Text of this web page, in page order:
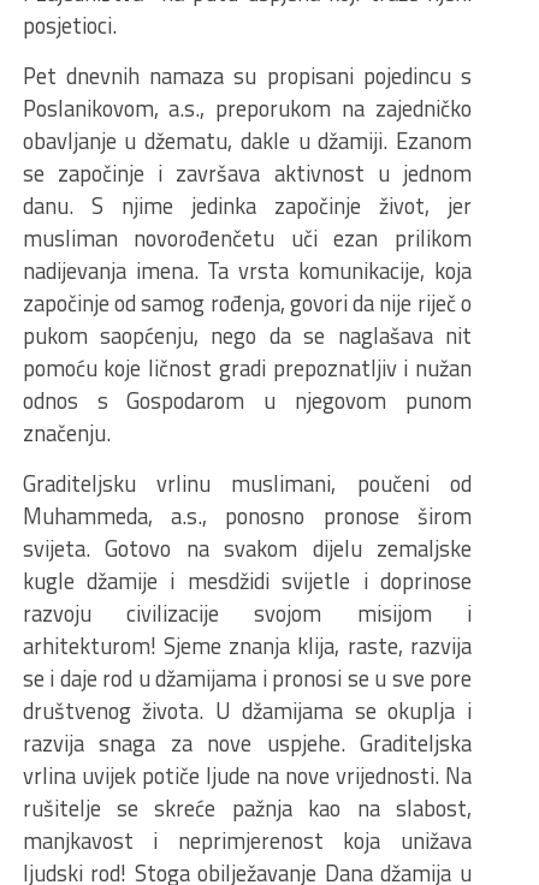
posjetioci.
Pet dnevnih namaza su propisani pojedincu s
Poslanikovom, a.s., preporukom na zajedničko
obavljanje u džematu, dakle u džamiji. Ezanom
se započinje i završava aktivnost u jednom
danu. S njime jedinka započinje život, jer
musliman novorođenčetu uči ezan prilikom
nadijevanja imena. Ta vrsta komunikacije, koja
započinje od samog rođenja, govori da nije riječ o
pukom saopćenju, nego da se naglašava nit
pomoću koje ličnost gradi prepoznatljiv i nužan
odnos s Gospodarom u njegovom punom
značenju.
Graditeljsku vrlinu muslimani, poučeni od
Muhammeda, a.s., ponosno pronose širom
svijeta. Gotovo na svakom dijelu zemaljske
kugle džamije i mesdžidi svijetle i doprinose
razvoju civilizacije svojom misijom i
arhitekturom! Sjeme znanja klija, raste, razvija
se i daje rod u džamijama i pronosi se u sve pore
društvenog života. U džamijama se okuplja i
razvija snaga za nove uspjehe. Graditeljska
vrlina uvijek potiče ljude na nove vrijednosti. Na
rušitelje se skreće pažnja kao na slabost,
manjkavost i neprimjerenost koja unižava
ljudski rod! Stoga obilježavanje Dana džamija u